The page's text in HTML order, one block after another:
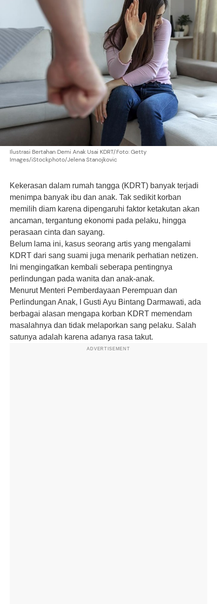
Ilustrasi Bertahan Demi Anak Usai KDRT/Foto: Getty
Images/iStockphoto/Jelena Stanojkovic
Kekerasan dalam rumah tangga (KDRT) banyak terjadi
menimpa banyak ibu dan anak. Tak sedikit korban
memilih diam karena dipengaruhi faktor ketakutan akan
ancaman, tergantung ekonomi pada pelaku, hingga
perasaan cinta dan sayang.
Belum lama ini, kasus seorang artis yang mengalami
KDRT dari sang suami juga menarik perhatian netizen.
Ini mengingatkan kembali seberapa pentingnya
perlindungan pada wanita dan anak-anak.
Menurut Menteri Pemberdayaan Perempuan dan
Perlindungan Anak, I Gusti Ayu Bintang Darmawati, ada
berbagai alasan mengapa korban KDRT memendam
masalahnya dan tidak melaporkan sang pelaku. Salah
satunya adalah karena adanya rasa takut.
ADVERTISEMENT